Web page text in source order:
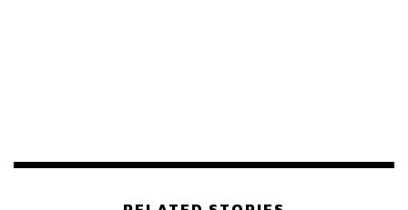
59 มาจากสวัสดิการรัฐและเอกชน ขณะที่การช่วยเหลือ